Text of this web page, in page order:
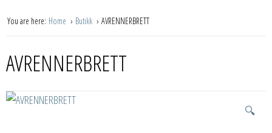
You are here: Home Butikk AVRENNERBRETT
AVRENNERBRETT
🔍